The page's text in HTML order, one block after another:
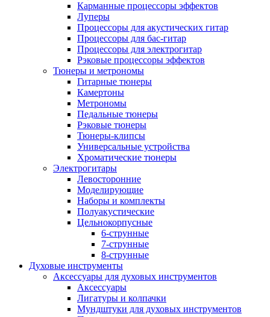
Карманные процессоры эффектов
Луперы
Процессоры для акустических гитар
Процессоры для бас-гитар
Процессоры для электрогитар
Рэковые процессоры эффектов
Тюнеры и метрономы
Гитарные тюнеры
Камертоны
Метрономы
Педальные тюнеры
Рэковые тюнеры
Тюнеры-клипсы
Универсальные устройства
Хроматические тюнеры
Электрогитары
Левосторонние
Моделирующие
Наборы и комплекты
Полуакустические
Цельнокорпусные
6-струнные
7-струнные
8-струнные
Духовые инструменты
Аксессуары для духовых инструментов
Аксессуары
Лигатуры и колпачки
Мундштуки для духовых инструментов